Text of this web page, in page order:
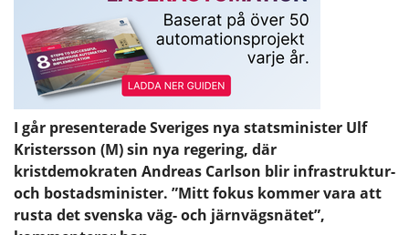
I går presenterade Sveriges nya statsminister Ulf
Kristersson (M) sin nya regering, där
kristdemokraten Andreas Carlson blir infrastruktur-
och bostadsminister. ”Mitt fokus kommer vara att
rusta det svenska väg- och järnvägsnätet”,